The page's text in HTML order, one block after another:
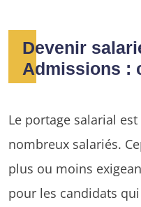
Devenir
Admissions :
Le portage salarial
nombreux salariés.
plus ou moins
pour les candidats